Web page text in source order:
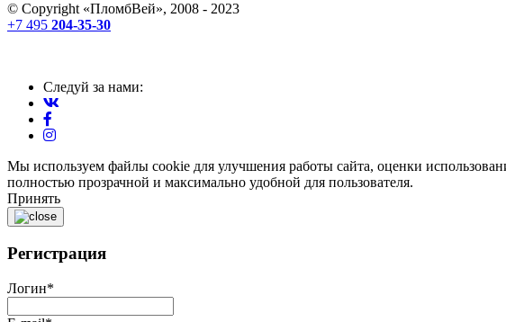
© Copyright «ПломбВей», 2008 - 2023
+7 495 204-35-30
Следуй за нами:
Мы используем файлы cookie для улучшения работы сайта, оценки
полностью прозрачной и максимально удобной для пользователя.
Принять
Регистрация
Логин*